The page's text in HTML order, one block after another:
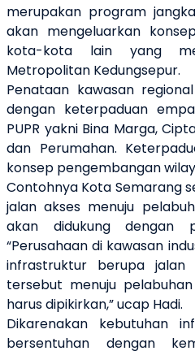
merupakan program
akan mengeluarkan
kota-kota lain yang
Metropolitan Kedungsepur.
Penataan kawasan
dengan keterpaduan
PUPR yakni Bina Marga,
dan Perumahan.
konsep pengembangan
Contohnya Kota Semarang
jalan akses menuju
akan didukung dengan
“Perusahaan di kawasan
infrastruktur berupa jalan
tersebut menuju
harus dipikirkan,” ucap Hadi.
Dikarenakan kebutuhan
bersentuhan dengan